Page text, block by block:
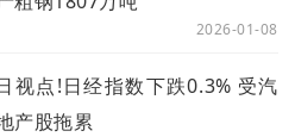
2026-01-08
视点!日经指数下跌0.3% 受汽
产股拖累